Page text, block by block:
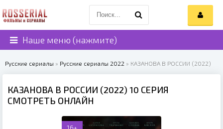
Наше меню (нажмите)
Русские сериалы » Русские сериалы 2022 » КАЗАНОВА В РОССИИ (2022)
КАЗАНОВА В РОССИИ (2022) 10 СЕРИЯ
СМОТРЕТЬ ОНЛАЙН